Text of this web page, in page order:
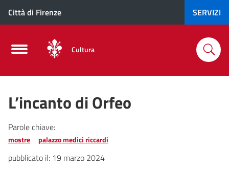
Città di Firenze SERVIZI
Cultura
L’incanto di Orfeo
Parole chiave:
mostre palazzo medici riccardi
pubblicato il: 19 marzo 2024